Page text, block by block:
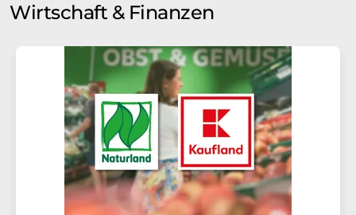
Wirtschaft & Finanzen